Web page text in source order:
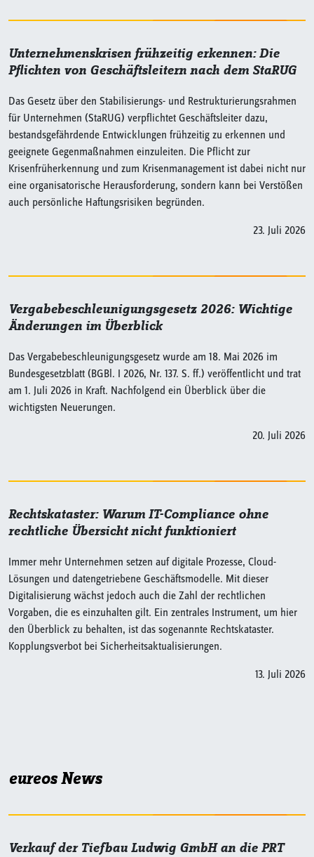
Unternehmenskrisen frühzeitig erkennen: Die
Pflichten von Geschäftsleitern nach dem StaRUG
Das Gesetz über den Stabilisierungs- und Restrukturierungsrahmen
für Unternehmen (StaRUG) verpflichtet Geschäftsleiter dazu,
bestandsgefährdende Entwicklungen frühzeitig zu erkennen und
geeignete Gegenmaßnahmen einzuleiten. Die Pflicht zur
Krisenfrüherkennung und zum Krisenmanagement ist dabei nicht nur
eine organisatorische Herausforderung, sondern kann bei Verstößen
auch persönliche Haftungsrisiken begründen.
23. Juli 2026
Vergabebeschleunigungsgesetz 2026: Wichtige
Änderungen im Überblick
Das Vergabebeschleunigungsgesetz wurde am 18. Mai 2026 im
Bundesgesetzblatt (BGBl. I 2026, Nr. 137. S. ff.) veröffentlicht und trat
am 1. Juli 2026 in Kraft. Nachfolgend ein Überblick über die
wichtigsten Neuerungen.
20. Juli 2026
Rechtskataster: Warum IT-Compliance ohne
rechtliche Übersicht nicht funktioniert
Immer mehr Unternehmen setzen auf digitale Prozesse, Cloud-
Lösungen und datengetriebene Geschäftsmodelle. Mit dieser
Digitalisierung wächst jedoch auch die Zahl der rechtlichen
Vorgaben, die es einzuhalten gilt. Ein zentrales Instrument, um hier
den Überblick zu behalten, ist das sogenannte Rechtskataster.
Kopplungsverbot bei Sicherheitsaktualisierungen.
13. Juli 2026
eureos News
Verkauf der Tiefbau Ludwig GmbH an die PRT